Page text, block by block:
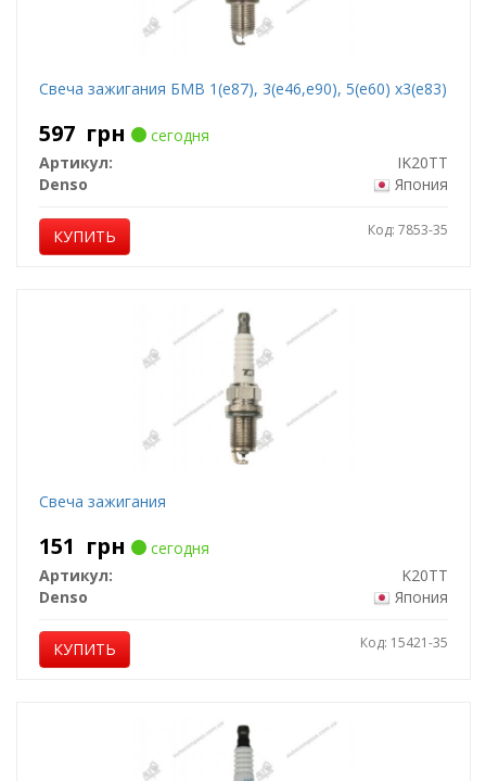
Свеча зажигания БМВ 1(е87), 3(е46,е90), 5(е60) х3(е83)
597 грн
сегодня
Артикул:
IK20TT
Denso
Япония
КУПИТЬ Код: 7853-35
Свеча зажигания
151 грн
сегодня
Артикул:
K20TT
Denso
Япония
КУПИТЬ Код: 15421-35